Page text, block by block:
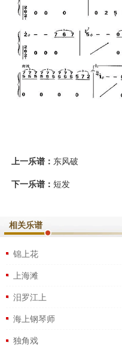
上一乐谱： 东风破
下一乐谱： 短发
相关乐谱
锦上花
上海滩
汨罗江上
海上钢琴师
独角戏